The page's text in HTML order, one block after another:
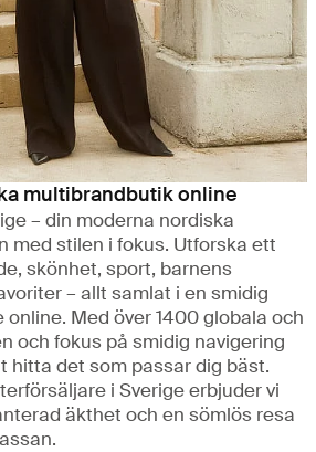
multibrandbutik online
– din moderna nordiska
med stilen i fokus. Utforska ett
skönhet, sport, barnens
– allt samlat i en smidig
Med över 1400 globala och
och fokus på smidig navigering
hitta det som passar dig bäst.
i Sverige erbjuder vi
äkthet och en sömlös resa